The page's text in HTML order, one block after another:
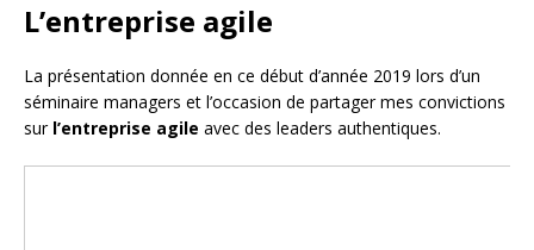
L’entreprise agile
La présentation donnée en ce début d’année 2019 lors d’un
séminaire managers et l’occasion de partager mes convictions
sur l’entreprise agile avec des leaders authentiques.